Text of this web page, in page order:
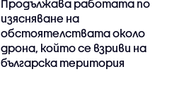
Продължава работата по
изясняване на
обстоятелствата около
дрона, който се взриви на
българска територия